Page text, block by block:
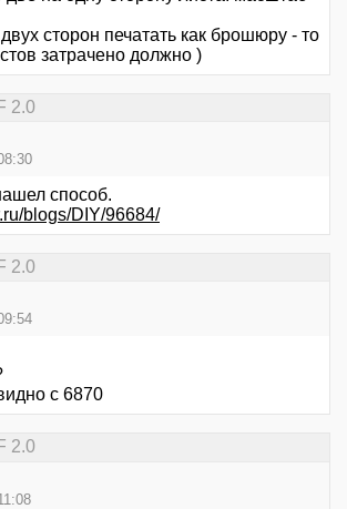
сторон печатать как брошюру - то
затрачено должно )
2.0
способ.
blogs/DIY/96684/
2.0
с 6870
2.0